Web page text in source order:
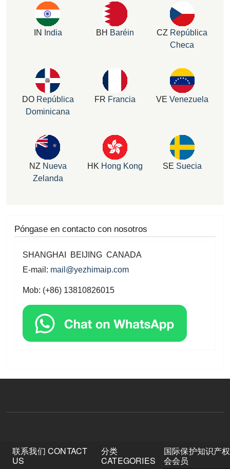
IN India BH Baréin CZ República
Checa
DO República
Dominicana
FR Francia VE Venezuela
NZ Nueva
Zelanda
HK Hong Kong SE Suecia
Póngase en contacto con nosotros
SHANGHAI BEIJING CANADA
E-mail: mail@yezhimaip.com
Mob: (+86) 13810826015
联系我们 CONTACT
US
分类
CATEGORIES
国际保护知识产
会会员